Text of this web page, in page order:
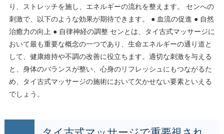
り、ストレッチを施し、エネルギーの流れを整えます。 センへの
刺激で、以下のような効果が期待できます。 ● 血流の促進 ● 自然
治癒力の向上 ● 自律神経の調整 センとは、タイ古式マッサージに
おいて最も重要な概念の一つであり、生命エネルギーの通り道と
して、健康維持や不調の改善に役立ちます。適切な刺激を与える
と、身体のバランスが整い、心身のリフレッシュにもつながるた
め、タイ古式マッサージの施術において欠かせない要素といえる
でしょう。